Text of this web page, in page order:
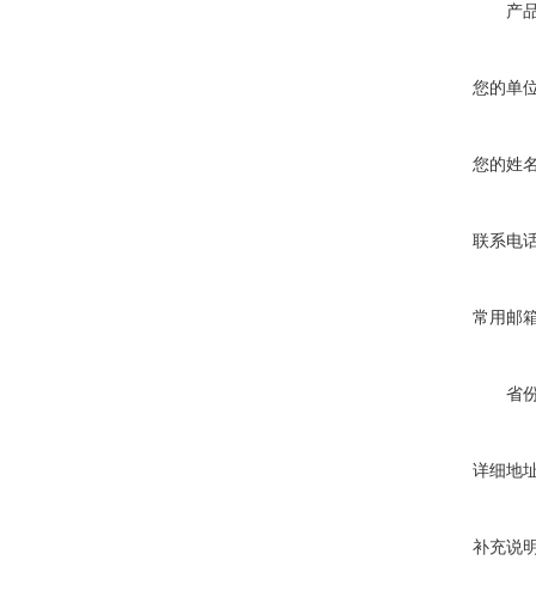
产
您的单
您的姓
联系电
常用邮
省
详细地
补充说